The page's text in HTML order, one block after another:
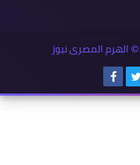
© الهرم المصرى نيوز